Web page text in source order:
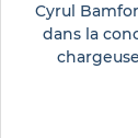
Cyrul
dans la